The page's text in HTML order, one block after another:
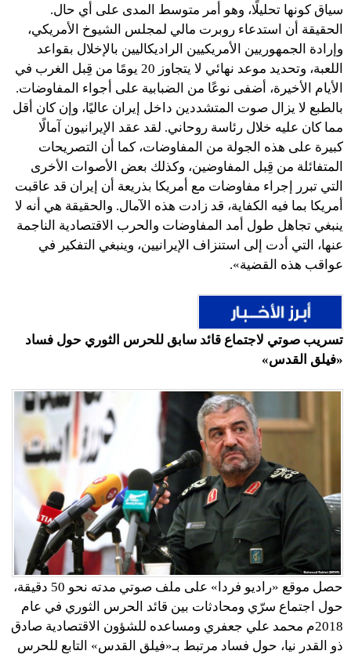
سياق كونها تحليلًا، وهو أمر متوسط ​​المدى على أي حال.
الحقيقة أن استدعاء روبرت مالي لمجلس الشيوخ الأمريكي،
وإرادة الجمهوريين الأمريكيين الراديكاليين بالإخلال بقواعد
اللعبة، وتحديد موعد نهائي لا يتجاوز 20 يومًا من قِبل الغرب في
الأيام الأخيرة، أضفى نوعًا من الضبابية على أجواء المفاوضات.
بالطبع لا يزال صوت المتشددين داخل إيران عاليًا، وإن كان أقل
مما كان عليه خلال رئاسة روحاني. لقد عقد الإيرانيون آمالًا
كبيرة على هذه الجولة من المفاوضات، كما أن التصريحات
المتفائلة من قِبل المفاوضين، وكذلك بعض الأصوات الأخرى
التي تبرر إجراء مفاوضات مع أمريكا بذريعة أن إيران قد عاقبت
أمريكا بما فيه الكفاية، قد زادت هذه الآمال. والحقيقة هي أنه لا
ينبغي تجاهل طول أمد المفاوضات والحرب الاقتصادية الناجمة
عنها، التي أدت إلى استنزاف الإيرانيين، وينبغي التفكير في
عواقب هذه القضية».
تسريب صوتي لاجتماع قائد سابق للحرس الثوري حول فساد
«فيلق القدس»
حصل موقع «راديو فردا» على ملف صوتي مدته نحو 50 دقيقة،
حول اجتماع سرّي ومحادثات بين قائد الحرس الثوري في عام
2018م محمد علي جعفري ومساعده للشؤون الاقتصادية صادق
ذو القدر نيا، حول فساد مرتبط بـ«فيلق القدس» التابع للحرس